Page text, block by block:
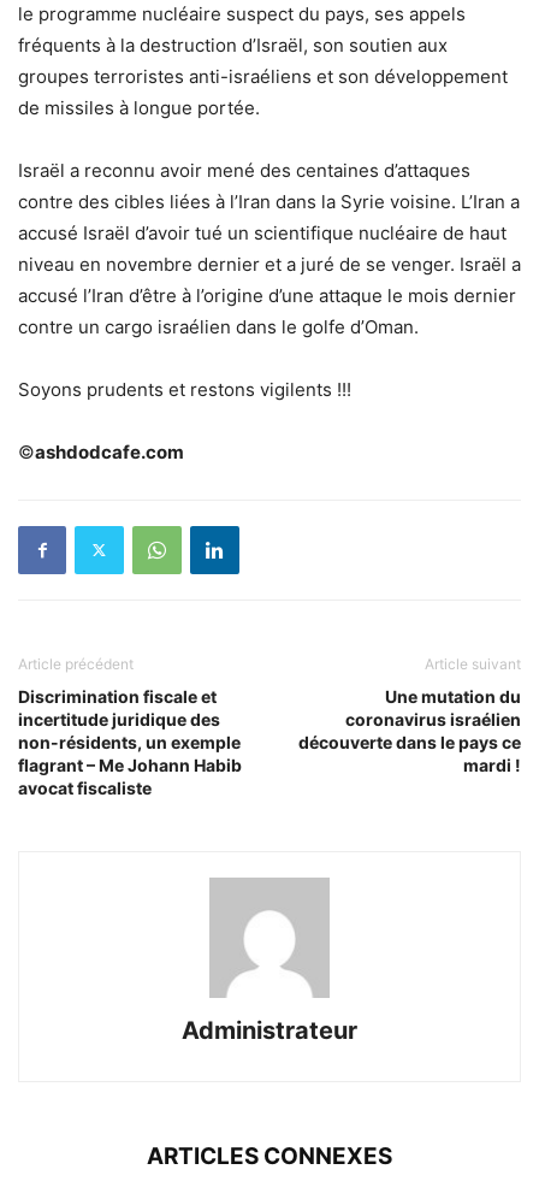
le programme nucléaire suspect du pays, ses appels
fréquents à la destruction d’Israël, son soutien aux
groupes terroristes anti-israéliens et son développement
de missiles à longue portée.
Israël a reconnu avoir mené des centaines d’attaques
contre des cibles liées à l’Iran dans la Syrie voisine. L’Iran a
accusé Israël d’avoir tué un scientifique nucléaire de haut
niveau en novembre dernier et a juré de se venger. Israël a
accusé l’Iran d’être à l’origine d’une attaque le mois dernier
contre un cargo israélien dans le golfe d’Oman.
Soyons prudents et restons vigilents !!!
©ashdodcafe.com
Article précédent
Discrimination fiscale et
incertitude juridique des
non-résidents, un exemple
flagrant – Me Johann Habib
avocat fiscaliste
Article suivant
Une mutation du
coronavirus israélien
découverte dans le pays ce
mardi !
Administrateur
ARTICLES CONNEXES